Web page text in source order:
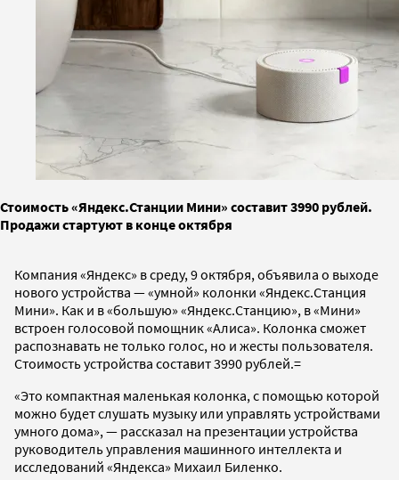
Стоимость «Яндекс.Станции Мини» составит 3990 рублей.
Продажи стартуют в конце октября
Компания «Яндекс» в среду, 9 октября, объявила о выходе
нового устройства — «умной» колонки «Яндекс.Станция
Мини». Как и в «большую» «Яндекс.Станцию», в «Мини»
встроен голосовой помощник «Алиса». Колонка сможет
распознавать не только голос, но и жесты пользователя.
Стоимость устройства составит 3990 рублей.=
«Это компактная маленькая колонка, с помощью которой
можно будет слушать музыку или управлять устройствами
умного дома», — рассказал на презентации устройства
руководитель управления машинного интеллекта и
исследований «Яндекса» Михаил Биленко.